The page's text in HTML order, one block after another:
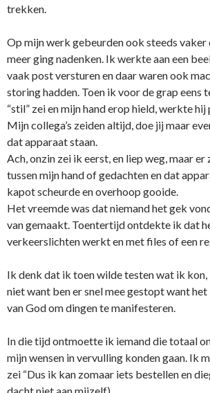
trekken.
Op mijn werk gebeurden ook steeds
meer ging nadenken. Ik werkte aan een
vaak post versturen en daar waren ook
storing hadden. Toen ik voor de grap eens
“stil” zei en mijn hand erop hield, werkte hij
Mijn collega’s zeiden altijd, doe jij maar
dat apparaat staan.
Ach, o­nzin zei ik eerst, en liep weg, maar
tussen mijn hand of gedachten en dat
kapot scheurde en overhoop gooide.
Het vreemde was dat niemand het gek
van gemaakt. Toentertijd o­ntdekte ik dat
verkeerslichten werkt en met files of een
Ik denk dat ik toen wilde testen wat ik kon,
niet want ben er snel mee gestopt want
van God om dingen te manifesteren.
In die tijd o­ntmoette ik iemand die totaal
mijn wensen in vervulling konden gaan. Ik
zei “Dus ik kan zomaar iets bestellen en